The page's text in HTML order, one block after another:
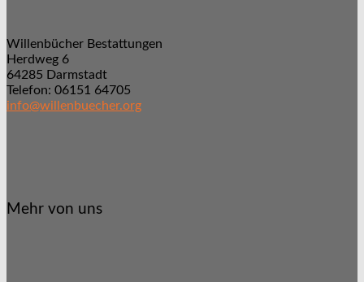
Willenbücher Bestattungen
Herdweg 6
64285 Darmstadt
Telefon: 06151 64705
info@willenbuecher.org
Mehr von uns